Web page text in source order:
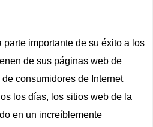
parte importante de su éxito a los
de sus páginas web de
consumidores de Internet
los días, los sitios web de la
en un increíblemente